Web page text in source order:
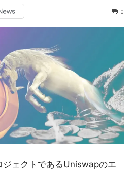
0
ジェクトであるUniswapのエ